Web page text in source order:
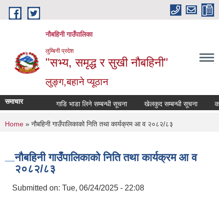
Skip to main content
नौबहिनी गाउँपालिका
लुम्बिनी प्रदेश
"सभ्य, समृद्ध र सुखी नौबहिनी"
लुङ्ग,बहाने प्यूठान
समाचार गाडि भाडा लिने सम्बन्धी सूचना खेलकुद सम्बन्धी सूचना
You are here
Home » नौबहिनी गाउँपालिकाको निति तथा कार्यक्रम आ व २०८२/८३
नौबहिनी गाउँपालिकाको निति तथा कार्यक्रम आ व
२०८२/८३
Submitted on: Tue, 06/24/2025 - 22:08